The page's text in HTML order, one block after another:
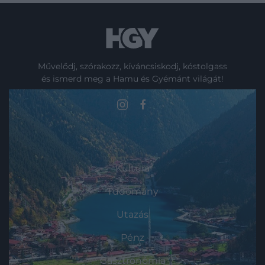
Művelődj, szórakozz, kíváncsiskodj, kóstolgass
és ismerd meg a Hamu és Gyémánt világát!
ROVATOK
Kultúra
Tudomány
Utazás
Pénz
Gasztronómia